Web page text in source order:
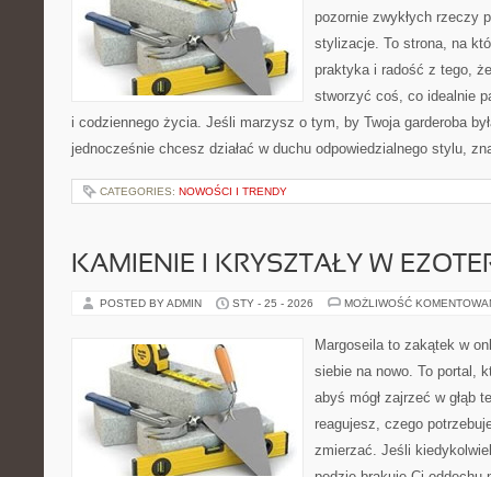
pozornie zwykłych rzeczy
stylizacje. To strona, na
praktyka i radość z tego,
stworzyć coś, co idealnie
i codziennego życia. Jeśli marzysz o tym, by Twoja garderoba
jednocześnie chcesz działać w duchu odpowiedzialnego stylu,
CATEGORIES: NOWOŚCI I TRENDY
KAMIENIE I KRYSZTAŁY W
POSTED BY ADMIN STY - 25 - 2026 MOŻLIWOŚĆ
Margoseila to zakątek w
siebie na nowo. To portal,
abyś mógł zajrzeć w głąb
reagujesz, czego
zmierzać. Jeśli